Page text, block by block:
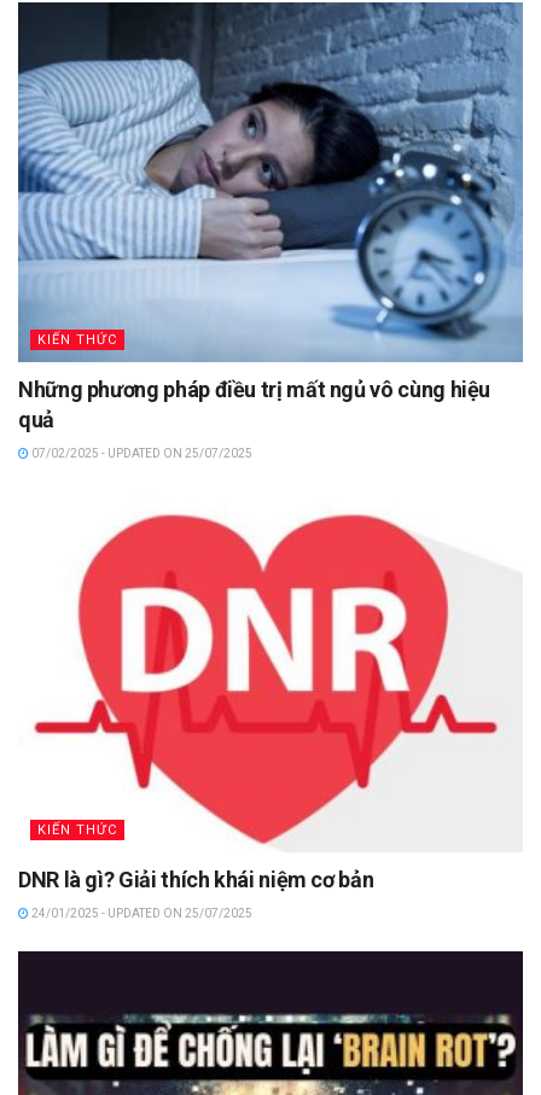
KIẾN THỨC
Những phương pháp điều trị mất ngủ vô cùng hiệu
quả
07/02/2025 - UPDATED ON 25/07/2025
KIẾN THỨC
DNR là gì? Giải thích khái niệm cơ bản
24/01/2025 - UPDATED ON 25/07/2025